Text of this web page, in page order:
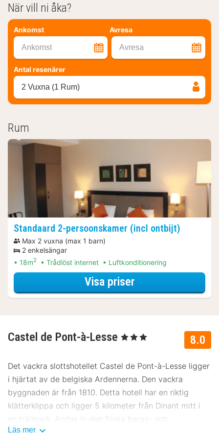
När vill ni åka?
Ankomst Avresa
Ankomst Avresa
Antal resenärer
2 Vuxna (1 Rum)
Rum
Standaard 2-persoonskamer (incl ontbijt)
Max 2 vuxna (max 1 barn)
2 enkelsängar
18m2 Trådlöst internet Luftkonditionering
Visa priserför Romantiskt
8.0
Castel de Pont-à-Lesse , 3 Stjärnor
Det vackra slottshotellet Castel de Pont-à-Lesse ligger
i hjärtat av de belgiska Ardennerna. Den vackra
byggnaden är från 1810. Detta hotell har en riktig
klätterklippa och ligger 5 kilometer från Dinant mitt i
en trädpark. Andas in den friska bergs- och
Läs mer